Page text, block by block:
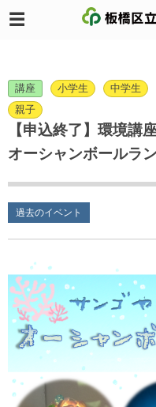
講座 小学生 中学生
親子
【申込終了】環境講
オーシャンボールラ
過去のイベント